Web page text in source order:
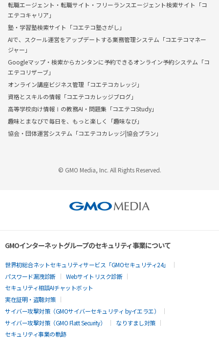
転職エージェント・転職サイト・フリーランスエージェント検索サイト「コ
エテコキャリア」
塾・学習塾検索サイト「コエテコ塾さがし」
AIで、スクール運営をアップデートする業務管理システム「コエテコマネー
ジャー」
Googleマップ・検索からカンタンに予約できるオンライン予約システム「コ
エテコリザーブ」
オンライン講座ビジネス管理「コエテコカレッジ」
資格とスキルの情報「コエテコカレッジブログ」
高等学校向け情報Ⅰの教務AI・問題集「コエテコStudy」
趣味とまなびで毎日を、もっと楽しく「趣味なび」
協会・団体運営システム「コエテコカレッジ|協会プラン」
© GMO Media, Inc. All Rights Reserved.
GMOインターネットグループのセキュリティ事業について
世界初総合ネットセキュリティサービス「GMOセキュリティ24」
パスワード漏洩診断
Webサイトリスク診断
セキュリティ相談AIチャットボット
実在証明・盗聴対策
サイバー攻撃対策（GMOサイバーセキュリティ byイエラエ）
サイバー攻撃対策（GMO Flatt Security）
なりすまし対策
セキュリティ事業の軌跡